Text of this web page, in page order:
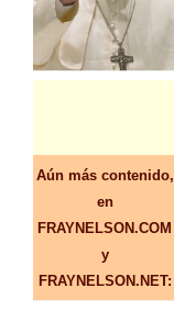
Aún más contenido,
en
FRAYNELSON.COM
y
FRAYNELSON.NET: